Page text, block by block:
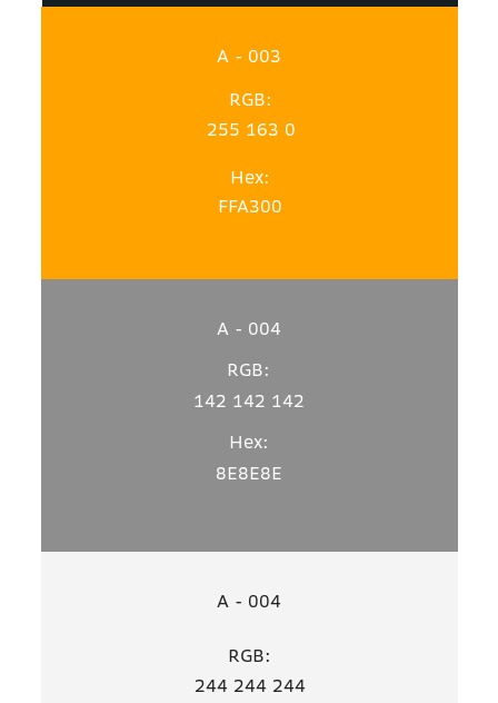
A - 003
A - 004
A - 004
Hex:
Hex:
RGB:
RGB:
RGB:
FFA300
8E8E8E
255 163 0
142 142 142
244 244 244